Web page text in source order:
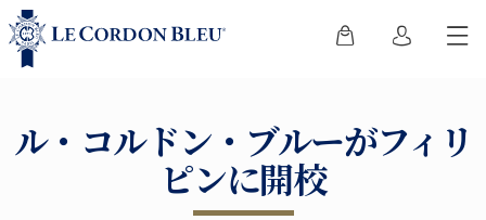
ル・コルドン・ブルーがフィリ
ピンに開校